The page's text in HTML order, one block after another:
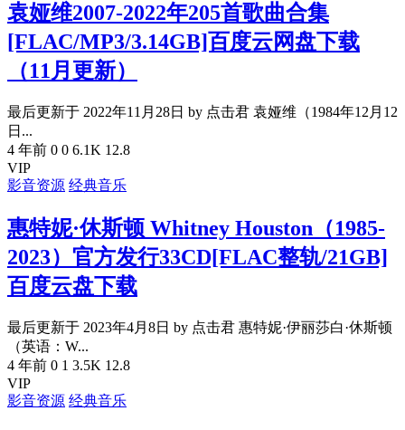
袁娅维2007-2022年205首歌曲合集
[FLAC/MP3/3.14GB]百度云网盘下载
（11月更新）
最后更新于 2022年11月28日 by 点击君 袁娅维（1984年12月12
日...
4 年前 0 0 6.1K 12.8
VIP
影音资源 经典音乐
惠特妮·休斯顿 Whitney Houston（1985-
2023）官方发行33CD[FLAC整轨/21GB]
百度云盘下载
最后更新于 2023年4月8日 by 点击君 惠特妮·伊丽莎白·休斯顿
（英语：W...
4 年前 0 1 3.5K 12.8
VIP
影音资源 经典音乐